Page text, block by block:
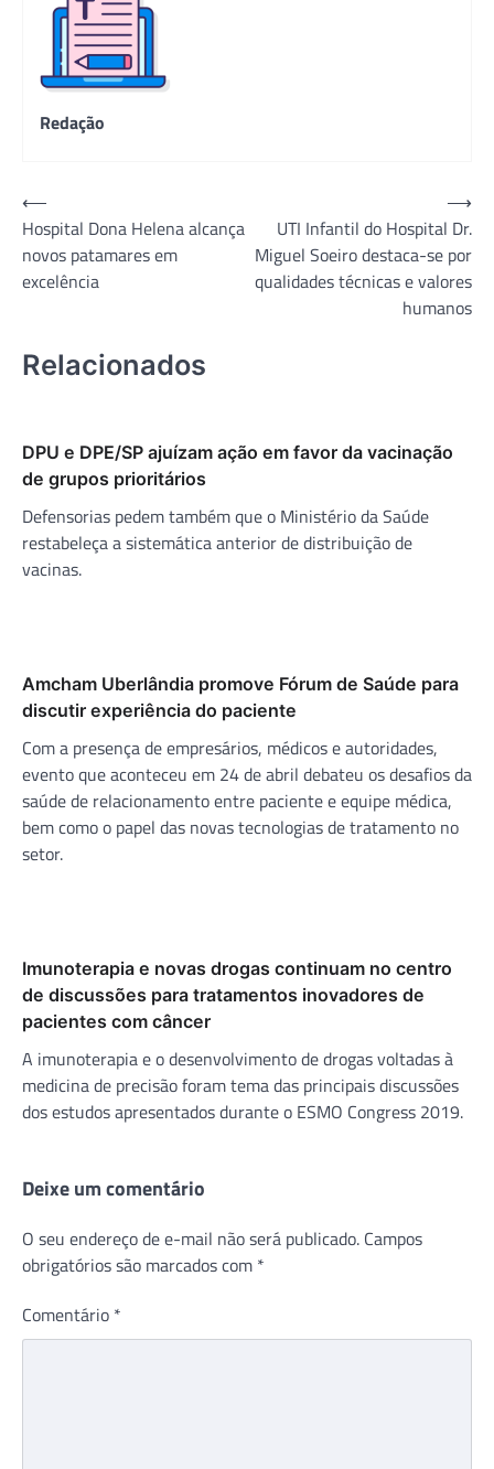
Redação
Navegação
de
Post
⟵
Hospital Dona Helena alcança
novos patamares em
excelência
UTI Infantil do Hospital Dr.
Miguel Soeiro destaca-se por
qualidades técnicas e valores
humanos
⟶
Relacionados
DPU e DPE/SP ajuízam ação em favor da vacinação
de grupos prioritários
Defensorias pedem também que o Ministério da Saúde
restabeleça a sistemática anterior de distribuição de
vacinas.
Amcham Uberlândia promove Fórum de Saúde para
discutir experiência do paciente
Com a presença de empresários, médicos e autoridades,
evento que aconteceu em 24 de abril debateu os desafios da
saúde de relacionamento entre paciente e equipe médica,
bem como o papel das novas tecnologias de tratamento no
setor.
Imunoterapia e novas drogas continuam no centro
de discussões para tratamentos inovadores de
pacientes com câncer
A imunoterapia e o desenvolvimento de drogas voltadas à
medicina de precisão foram tema das principais discussões
dos estudos apresentados durante o ESMO Congress 2019.
Deixe um comentário
O seu endereço de e-mail não será publicado. Campos
obrigatórios são marcados com *
Comentário *